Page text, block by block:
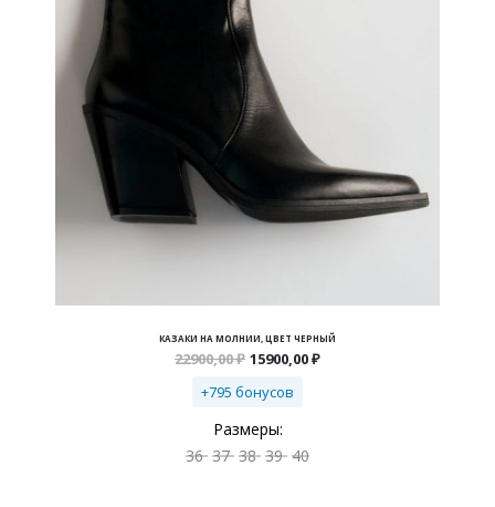
КАЗАКИ НА МОЛНИИ, ЦВЕТ ЧЕРНЫЙ
22900,00₽ Первоначальная
составляла
22900,00 ₽.
15900,00₽Текущая
+795 бонусов
Размеры:
36 37 38 39 40